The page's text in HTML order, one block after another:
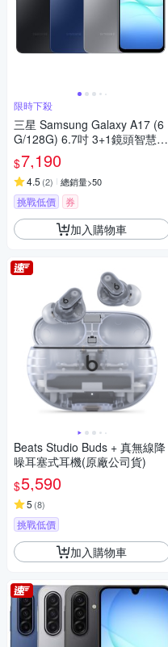
限時下殺
三星 Samsung Galaxy A17 (6
G/128G) 6.7吋 3+1鏡頭智慧手
機
$7,190
4.5 (2) 總銷量>50
挑戰低價 券
加入購物車
Beats Studio Buds + 真無線降
噪耳塞式耳機(原廠公司貨)
$5,590
5 (8)
挑戰低價
加入購物車